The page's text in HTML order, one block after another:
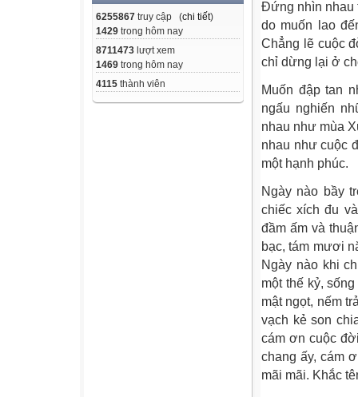
6255867 truy cập (chi tiết)
1429 trong hôm nay
8711473 lượt xem
1469 trong hôm nay
4115 thành viên
Đứng nhìn nhau
do muốn lao
Chẳng lẽ cuộc
chỉ dừng lại ở
Muốn đập tan
ngấu nghiến
nhau như mùa
nhau như cuộc
một hạnh phúc.
Ngày nào bầy
chiếc xích đu
đầm ấm và
bạc, tám mươi
Ngày nào khi
một thế kỷ,
mật ngọt, nếm
vạch kẻ son
cám ơn cuộc
chang ấy, cám
mãi mãi. Khắc